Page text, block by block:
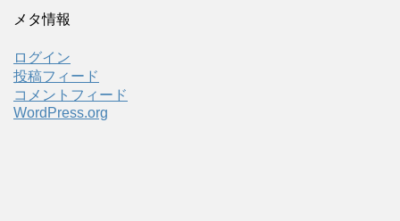
メタ情報
ログイン
投稿フィード
コメントフィード
WordPress.org